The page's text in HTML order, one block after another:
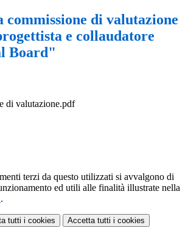
commissione di valutazione
e collaudatore
Board"
di valutazione.pdf
terzi da questo utilizzati si avvalgono di
ed utili alle finalità illustrate nella
.
tutti i cookies Accetta tutti i cookies